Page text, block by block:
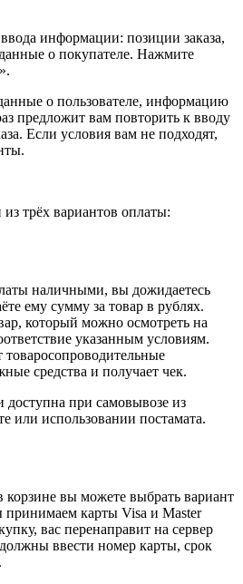
информации: позиции заказа,
о покупателе. Нажмите
о пользователе, информацию
предложит вам повторить к вводу
Если условия вам не подходят,
трёх вариантов оплаты:
наличными, вы дожидаетесь
ему сумму за товар в рублях.
который можно осмотреть на
указанным условиям.
средства и получает чек.
при самовывозе из
или использовании постамата.
вы можете выбрать вариант
карты Visa и Master
вас перенаправит на сервер
ввести номер карты, срок